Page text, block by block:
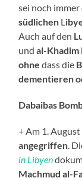
sei noch
südlichen L
Auch auf den
undal-Khadim
ohne dass die
dementieren
Dabaibas
+ Am 1.
angegriffen .
in Libyen
Machmud al-